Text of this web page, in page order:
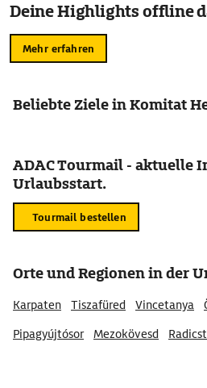
Deine Highlights offline
Mehr erfahren
Beliebte Ziele in Komitat
ADAC Tourmail - aktuelle
Urlaubsstart.
Tourmail bestellen
Orte und Regionen in der
Karpaten Tiszafüred Vincetanya
Pipagyújtósor
Mezokövesd